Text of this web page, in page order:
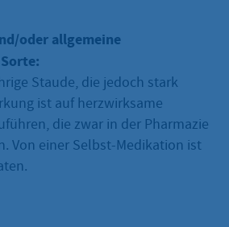
oder allgemeine
Staude, die jedoch stark
ist auf herzwirksame
die zwar in der Pharmazie
Von einer Selbst-Medikation ist
abzuraten.